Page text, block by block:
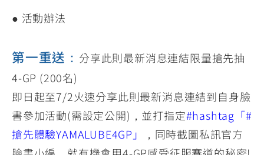
● 活動辦法
第一重送： 分享此則最新消息連結限量搶先抽
4-GP (200名)
即日起至7/2火速分享此則最新消息連結到自身臉
書參加活動(需設定公開)，並打指定#hashtag「#
搶先體驗YAMALUBE4GP」
，同時截圖私訊官方